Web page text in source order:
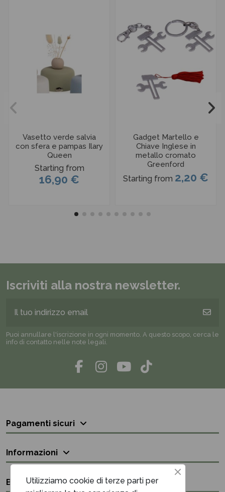
Vasetto verde salvia
con sfera e pampas Ilary
Queen
Starting from
16,90 €
Gadget Martello e
Chiave Inglese in
metallo cromato
Greenford
Starting from 2,20 €
Iscriviti alla nostra newsletter.
Puoi annullare l'iscrizione in ogni momento. A questo scopo, cerca le
info di contatto nelle note legali.
Pagamenti sicuri
Informazioni
Bisogno di aiuto?
Utilizziamo cookie di terze parti per